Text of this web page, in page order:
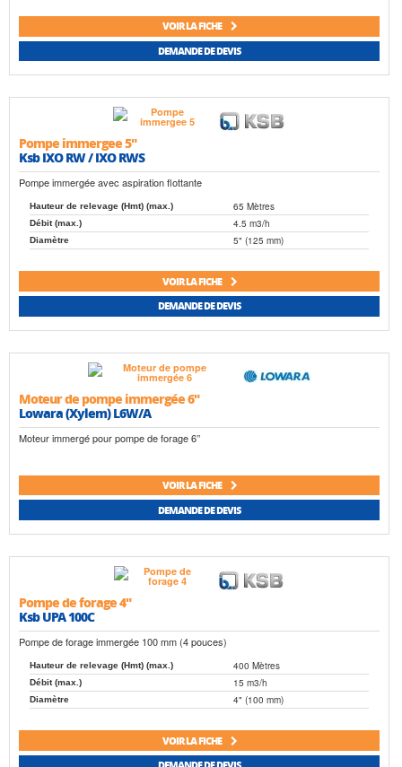
VOIR LA FICHE
DEMANDE DE DEVIS
Pompe immergee 5"
Ksb IXO RW / IXO RWS
Pompe immergée avec aspiration flottante
Hauteur de relevage (Hmt) (max.) 65 Mètres
Débit (max.) 4.5 m3/h
Diamètre 5" (125 mm)
VOIR LA FICHE
DEMANDE DE DEVIS
Moteur de pompe immergée 6"
Lowara (Xylem) L6W/A
Moteur immergé pour pompe de forage 6’’
VOIR LA FICHE
DEMANDE DE DEVIS
Pompe de forage 4"
Ksb UPA 100C
Pompe de forage immergée 100 mm (4 pouces)
Hauteur de relevage (Hmt) (max.) 400 Mètres
Débit (max.) 15 m3/h
Diamètre 4" (100 mm)
VOIR LA FICHE